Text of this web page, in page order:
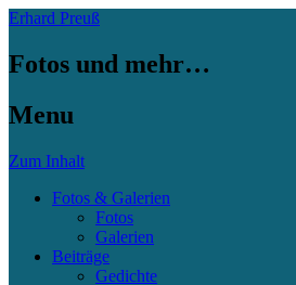
Erhard Preuß
Fotos und mehr…
Menu
Zum Inhalt
Fotos & Galerien
Fotos
Galerien
Beiträge
Gedichte